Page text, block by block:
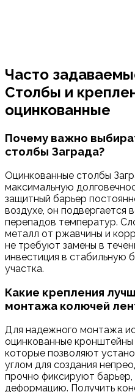
Часто
Столбы и
оцинкованные
Почему важно
столбы Заграда?
Оцинкованные столбы
максимальную
защитный барьер
воздухе, он подвергается
перепадов температур.
металл от ржавчины и
не требуют замены в
инвестиция в стабильную
участка.
Какие крепления
монтажа колючей
Для надежного монтажа
оцинкованные
которые позволяют
углом для создания
прочно фиксируют
деформацию. Получить